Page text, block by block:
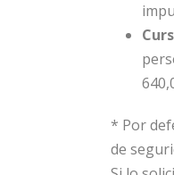
* Por
de